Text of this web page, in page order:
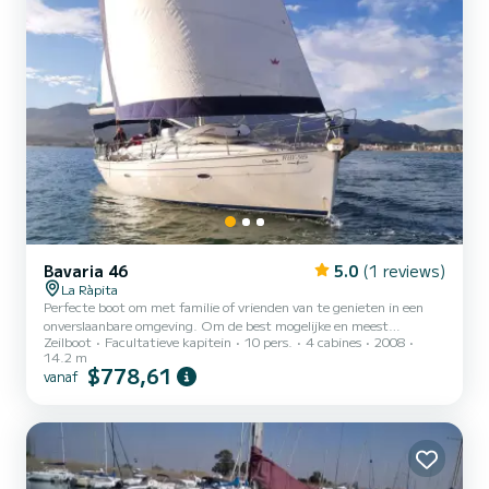
Bavaria 46 5.0 (1 reviews)
La Ràpita
Perfecte boot om met familie of vrienden van te genieten in een
onverslaanbare omgeving. Om de best mogelijke en meest
complete service te bieden, hebben we de volgende optionele
extra's: - Extra nacht (€ 50) - Set lakens en handdoeken (15 € ) -
Handdoeken (€ 10) - Lakens (€ 10) - Paddlesurfen (€ 25 per dag) -
week) is een verplichte extra van €150.
Zeilboot Facultatieve kapitein 10 pers. 4 cabines
2008
14.2 m
vanaf $778,61